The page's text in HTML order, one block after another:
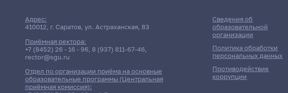
Адрес:
410012, г. Саратов, ул. Астраханская, 83
Приёмная ректора:
+7 (8452) 26 - 16 - 96, 8 (937) 811-67-46,
rector@sgu.ru
Отдел по организации приёма на основные
образовательные программы (Центральная
приёмная комиссия):
Сведения об
образовательной
организации
Политика обработки
персональных данных
Противодействие
коррупции